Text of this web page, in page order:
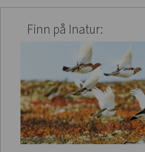
Finn på Inatur: